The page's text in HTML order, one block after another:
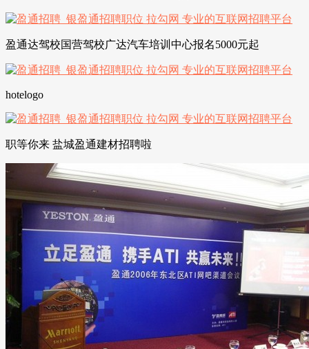
盈通达驾校国营驾校广达汽车培训中心报名5000元起
hotelogo
职等你来 盐城盈通建材招聘啦